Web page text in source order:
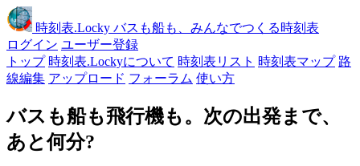
時刻表.Locky バスも船も、みんなでつくる時刻表
ログイン ユーザー登録
トップ 時刻表.Lockyについて 時刻表リスト 時刻表マップ 路
線編集 アップロード フォーラム 使い方
バスも船も飛行機も。次の出発まで、
あと何分?